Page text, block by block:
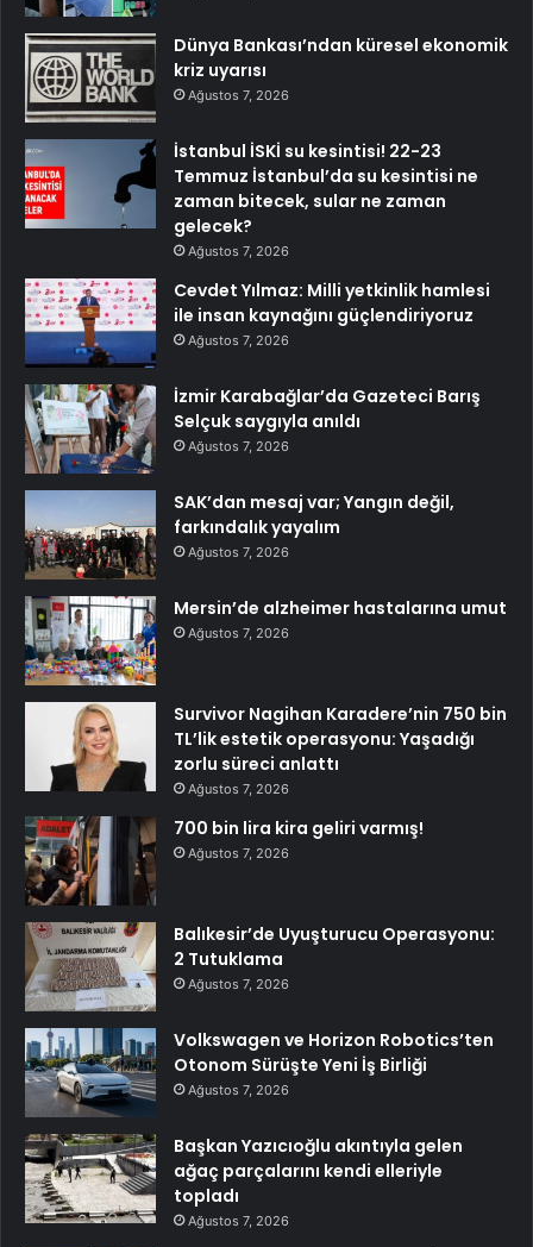
Dünya Bankası’ndan küresel ekonomik
kriz uyarısı
Ağustos 7, 2026
İstanbul İSKİ su kesintisi! 22-23
Temmuz İstanbul’da su kesintisi ne
zaman bitecek, sular ne zaman
gelecek?
Ağustos 7, 2026
Cevdet Yılmaz: Milli yetkinlik hamlesi
ile insan kaynağını güçlendiriyoruz
Ağustos 7, 2026
İzmir Karabağlar’da Gazeteci Barış
Selçuk saygıyla anıldı
Ağustos 7, 2026
SAK’dan mesaj var; Yangın değil,
farkındalık yayalım
Ağustos 7, 2026
Mersin’de alzheimer hastalarına umut
Ağustos 7, 2026
Survivor Nagihan Karadere’nin 750 bin
TL’lik estetik operasyonu: Yaşadığı
zorlu süreci anlattı
Ağustos 7, 2026
700 bin lira kira geliri varmış!
Ağustos 7, 2026
Balıkesir’de Uyuşturucu Operasyonu:
2 Tutuklama
Ağustos 7, 2026
Volkswagen ve Horizon Robotics’ten
Otonom Sürüşte Yeni İş Birliği
Ağustos 7, 2026
Başkan Yazıcıoğlu akıntıyla gelen
ağaç parçalarını kendi elleriyle
topladı
Ağustos 7, 2026